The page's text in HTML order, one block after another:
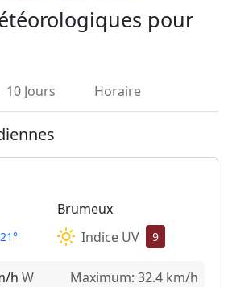
pour
10 Jours Horaire
21°
Brumeux
Indice UV
9
h W Maximum: 32.4 km/h